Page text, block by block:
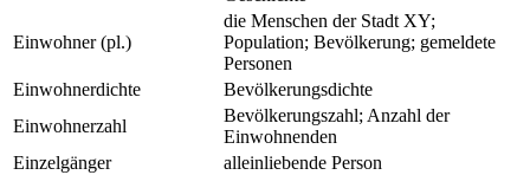
Einwohner (pl.)
die Menschen der Stadt XY;
Population; Bevölkerung; gemeldete
Personen
Einwohnerdichte
Bevölkerungsdichte
Einwohnerzahl
Bevölkerungszahl; Anzahl der
Einwohnenden
Einzelgänger
alleinliebende Person